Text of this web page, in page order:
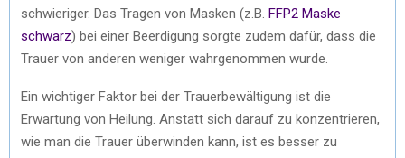
schwieriger. Das Tragen von Masken (z.B. FFP2 Maske
schwarz) bei einer Beerdigung sorgte zudem dafür, dass die
Trauer von anderen weniger wahrgenommen wurde.
Ein wichtiger Faktor bei der Trauerbewältigung ist die
Erwartung von Heilung. Anstatt sich darauf zu konzentrieren,
wie man die Trauer überwinden kann, ist es besser zu